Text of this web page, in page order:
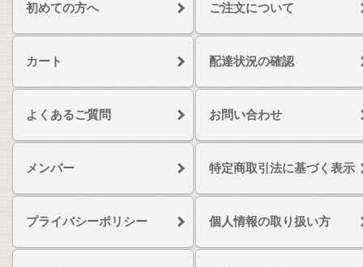
初めての方へ ご注文について
カート 配達状況の確認
よくあるご質問 お問い合わせ
メンバー 特定商取引法に基づく表示
プライバシーポリシー 個人情報の取り扱い方